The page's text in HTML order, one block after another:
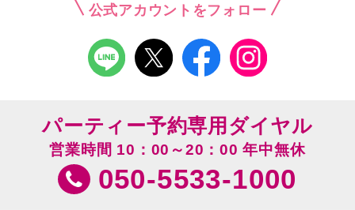
公式アカウントをフォロー
パーティー予約専用ダイヤル
営業時間 10：00～20：00 年中無休
050-5533-1000